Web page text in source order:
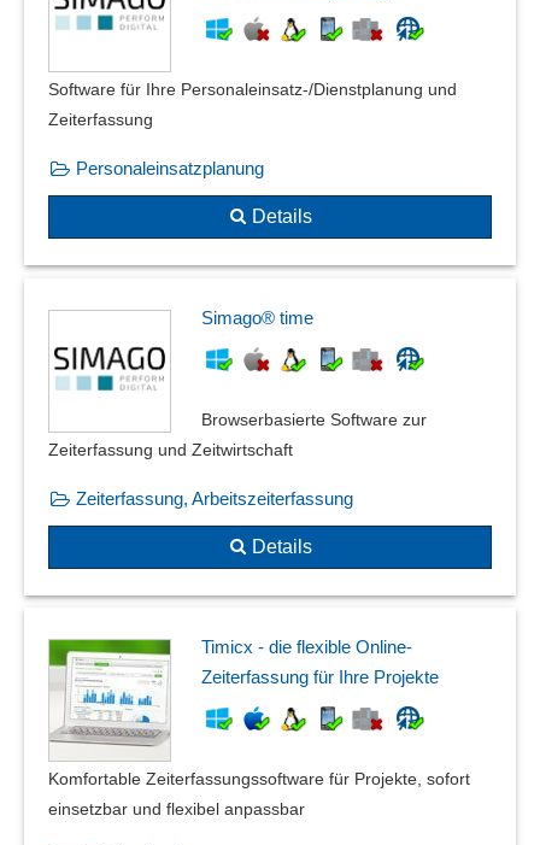
Software für Ihre Personaleinsatz-/Dienstplanung und
Zeiterfassung
Personaleinsatzplanung
Details
Simago® time
Browserbasierte Software zur
Zeiterfassung und Zeitwirtschaft
Zeiterfassung, Arbeitszeiterfassung
Details
Timicx - die flexible Online-
Zeiterfassung für Ihre Projekte
Komfortable Zeiterfassungssoftware für Projekte, sofort
einsetzbar und flexibel anpassbar